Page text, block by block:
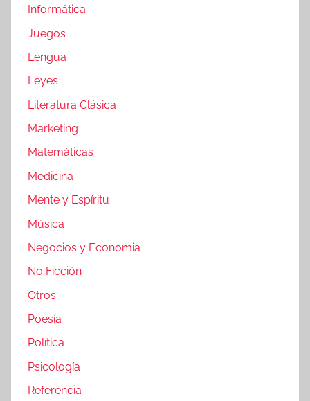
Informática
Juegos
Lengua
Leyes
Literatura Clásica
Marketing
Matemáticas
Medicina
Mente y Espíritu
Música
Negocios y Economia
No Ficción
Otros
Poesía
Política
Psicología
Referencia